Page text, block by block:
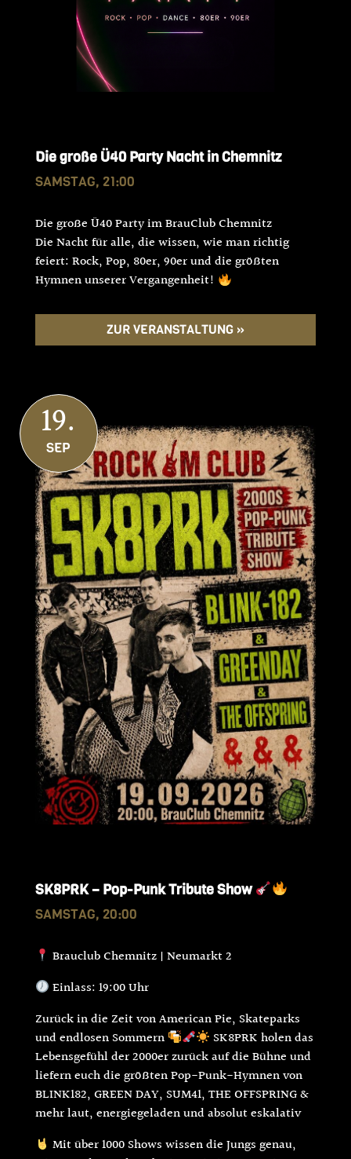
Die große Ü40 Party Nacht in Chemnitz
SAMSTAG, 21:00
Die große Ü40 Party im BrauClub Chemnitz
Die Nacht für alle, die wissen, wie man richtig
feiert: Rock, Pop, 80er, 90er und die größten
Hymnen unserer Vergangenheit!
ZUR VERANSTALTUNG »
19.
SEP
SK8PRK – Pop-Punk Tribute Show
SAMSTAG, 20:00
Brauclub Chemnitz | Neumarkt 2
Einlass: 19:00 Uhr
Zurück in die Zeit von American Pie, Skateparks
und endlosen Sommern
SK8PRK holen das
Lebensgefühl der 2000er zurück auf die Bühne und
liefern euch die größten Pop-Punk-Hymnen von
BLINK182, GREEN DAY, SUM41, THE OFFSPRING &
mehr laut, energiegeladen und absolut eskalativ
Mit über 1000 Shows wissen die Jungs genau,